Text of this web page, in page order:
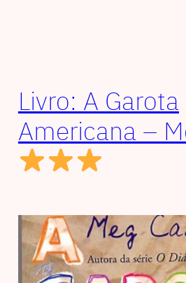
Livro: A Garota
Americana –